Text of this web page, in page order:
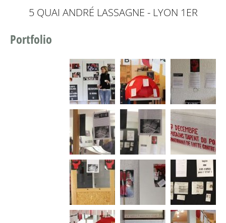
5 QUAI ANDRÉ LASSAGNE - LYON 1ER
Portfolio